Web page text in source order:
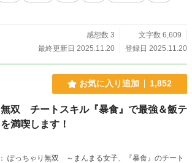
感想数 3
文字数 6,609
最終更新日 2025.11.20
登録日 2025.11.20
お気に入り追加 1,852
双 チートスキル『暴食』で最強＆飯テ
満喫します！
ぽっちゃり無双 ～まんまる女子、『暴食』のチート